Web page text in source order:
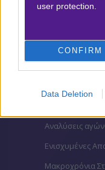
user protection.
CONFIRM
Data Deletion
Βαθμολογίες
ΣΤΟΙΧΗΜΑ
Αναλύσεις
Ενισχυμένες
Μακροχρόνια